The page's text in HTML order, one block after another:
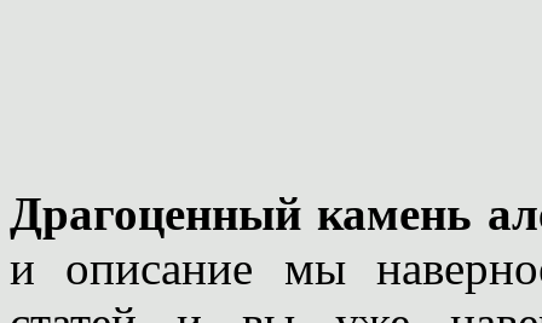
Драгоценный камень
и описание мы